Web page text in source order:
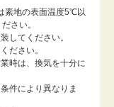
素地の表面温度5℃以
さい。
してください。
ださい。
時は、換気を十分に
件により異なりま